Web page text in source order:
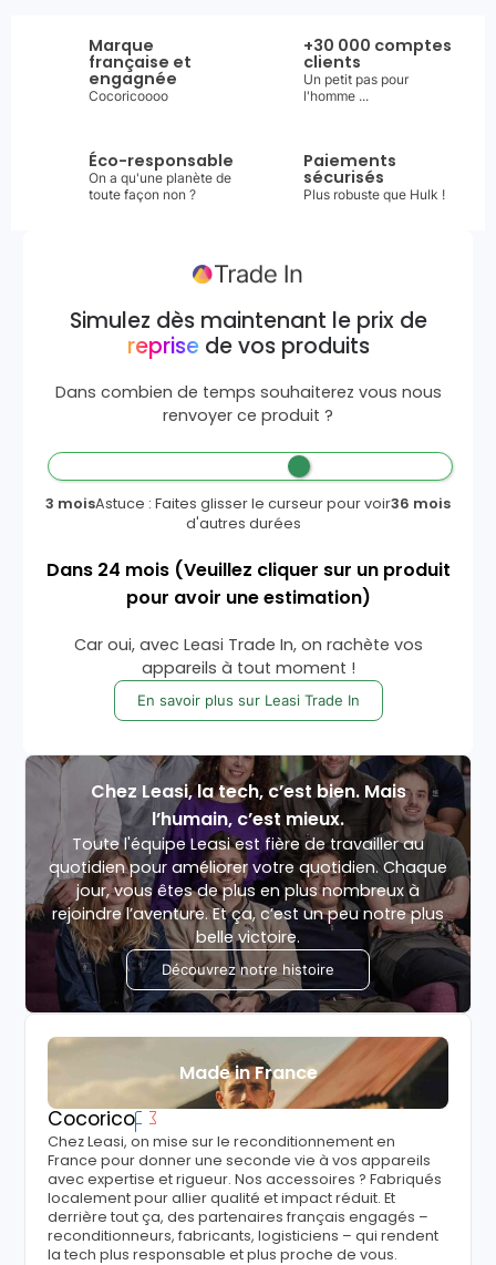
Marque
française et
engagnée
Cocoricoooo
+30 000 comptes
clients
Un petit pas pour
l'homme ...
Éco-responsable
On a qu'une planète de
toute façon non ?
Paiements
sécurisés
Plus robuste que Hulk !
Simulez dès maintenant le prix de
reprisede vos produits
Dans combien de temps souhaiterez vous nous
renvoyer ce produit ?
3 moisAstuce : Faites glisser le curseur pour voir
d'autres durées
36 mois
Dans 24 mois (Veuillez cliquer sur un produit
pour avoir une estimation)
Car oui, avec Leasi Trade In, on rachète vos
appareils à tout moment !
En savoir plus sur Leasi Trade In
Chez Leasi, la tech, c’est bien. Mais
l’humain, c’est mieux.
Toute l'équipe Leasi est fière de travailler au
quotidien pour améliorer votre quotidien. Chaque
jour, vous êtes de plus en plus nombreux à
rejoindre l’aventure. Et ça, c’est un peu notre plus
belle victoire.
Découvrez notre histoire
Made in France
Cocorico
Chez Leasi, on mise sur le reconditionnement en
France pour donner une seconde vie à vos appareils
avec expertise et rigueur. Nos accessoires ? Fabriqués
localement pour allier qualité et impact réduit. Et
derrière tout ça, des partenaires français engagés –
reconditionneurs, fabricants, logisticiens – qui rendent
la tech plus responsable et plus proche de vous.